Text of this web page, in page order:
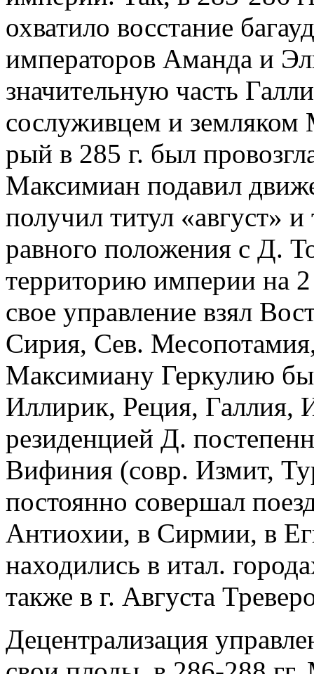
охватило восстание
императоров Аманда и
значительную часть
сослуживцем и
рый в 285 г. был
Максимиан подавил
получил титул «август»
равного положения с Д.
территорию империи на
свое управление взял
Сирия, Сев.
Максимиану Геркулию
Иллирик, Реция, Галлия,
резиденцией Д.
Вифиния (совр. Измит,
постоянно совершал
Антиохии, в Сирмии, в
находились в итал.
также в г. Августа
Децентрализация